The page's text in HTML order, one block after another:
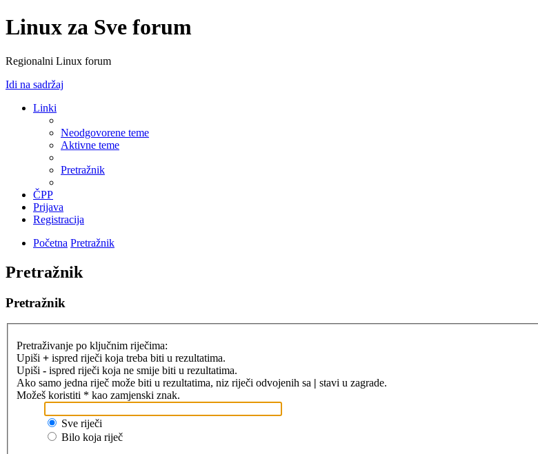
Linux za Sve forum
Regionalni Linux forum
Idi na sadržaj
Linki
Neodgovorene teme
Aktivne teme
Pretražnik
ČPP
Prijava
Registracija
Početna Pretražnik
Pretražnik
Pretražnik
Pretraživanje po ključnim riječima:
Upiši + ispred riječi koja treba biti u rezultatima.
Upiši - ispred riječi koja ne smije biti u rezultatima.
Ako samo jedna riječ može biti u rezultatima, niz riječi odvojenih sa | stavi u zagrade.
Možeš koristiti * kao zamjenski znak.
Sve riječi
Bilo koja riječ